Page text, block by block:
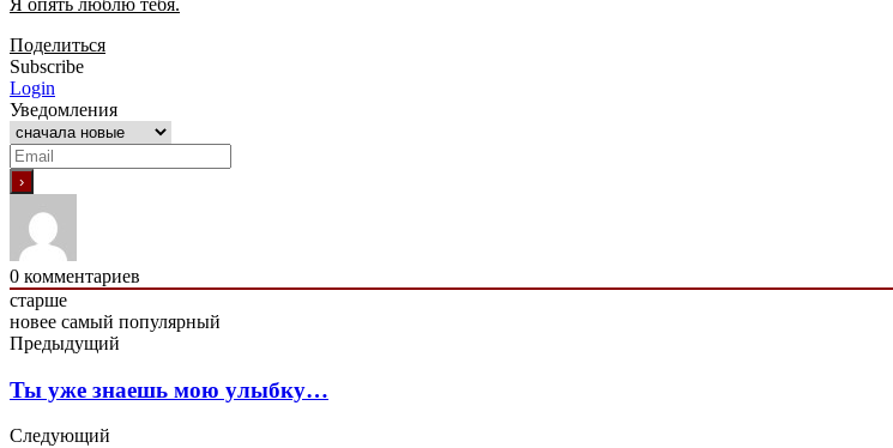
Поделиться
Subscribe
Login
Уведомления
0 комментариев
старше
новее самый популярный
Предыдущий
Ты уже знаешь мою улыбку…
Следующий